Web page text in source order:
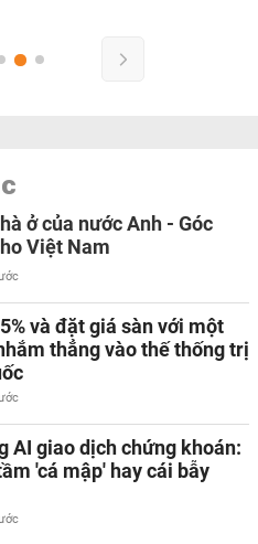
ở của nước Anh - Góc
Việt Nam
và đặt giá sàn với một
thẳng vào thế thống trị
AI giao dịch chứng khoán:
'cá mập' hay cái bẫy